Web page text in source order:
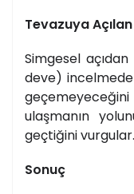
Tevazuya
Simgesel
deve)
ulaşmanın
geçtiğini vurgular.
Sonuç